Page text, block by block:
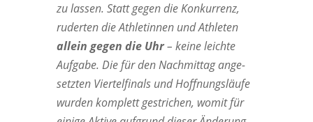
zu las­sen. Statt gegen die Kon­kur­renz,
ruder­ten die Ath­le­tin­nen und Ath­le­ten
allein gegen die Uhr– kei­ne leich­te
Auf­ga­be. Die für den Nach­mit­tag ange­
setz­ten Vier­tel­fi­nals und Hoff­nungs­läu­fe
wur­den kom­plett gestri­chen, womit für